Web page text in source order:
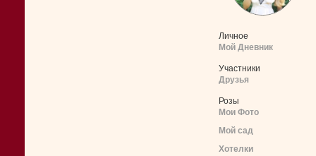
Личное
Мой Дневник
Участники
Друзья
Розы
Мои Фото
Мой сад
Хотелки